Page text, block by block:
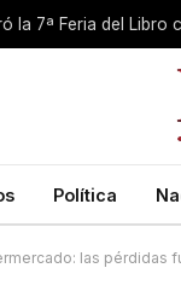
Política
las pérdidas